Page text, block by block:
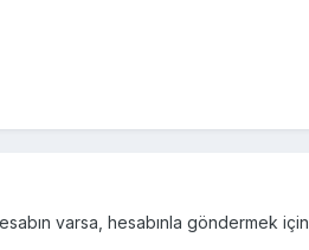
varsa, hesabınla göndermek için